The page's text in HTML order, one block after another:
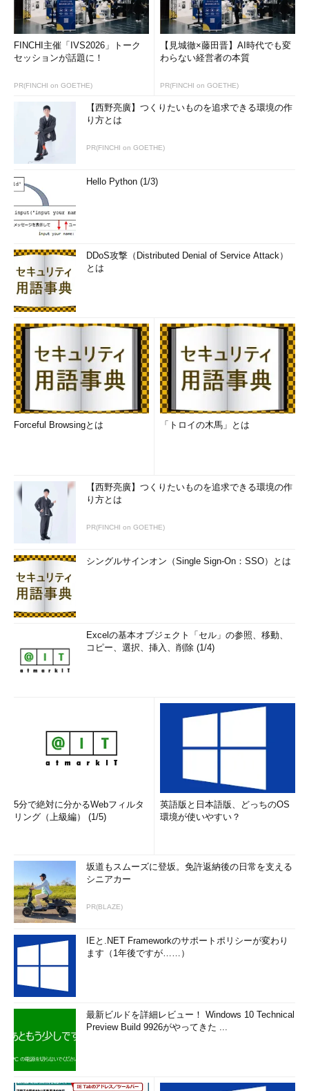
FINCHI主催「IVS2026」トーク
セッションが話題に！
PR(FINCHI on GOETHE)
【見城徹×藤田晋】AI時代でも変
わらない経営者の本質
PR(FINCHI on GOETHE)
【西野亮廣】つくりたいものを追求できる環境の作
り方とは
PR(FINCHI on GOETHE)
Hello Python (1/3)
DDoS攻撃（Distributed Denial of Service Attack）
とは
Forceful Browsingとは 「トロイの木馬」とは
【西野亮廣】つくりたいものを追求できる環境の作
り方とは
PR(FINCHI on GOETHE)
シングルサインオン（Single Sign-On：SSO）とは
Excelの基本オブジェクト「セル」の参照、移動、
コピー、選択、挿入、削除 (1/4)
5分で絶対に分かるWebフィルタ
リング（上級編） (1/5)
英語版と日本語版、どっちのOS
環境が使いやすい？
坂道もスムーズに登坂。免許返納後の日常を支える
シニアカー
PR(BLAZE)
IEと.NET Frameworkのサポートポリシーが変わり
ます（1年後ですが……）
最新ビルドを詳細レビュー！ Windows 10 Technical
Preview Build 9926がやってきた ...